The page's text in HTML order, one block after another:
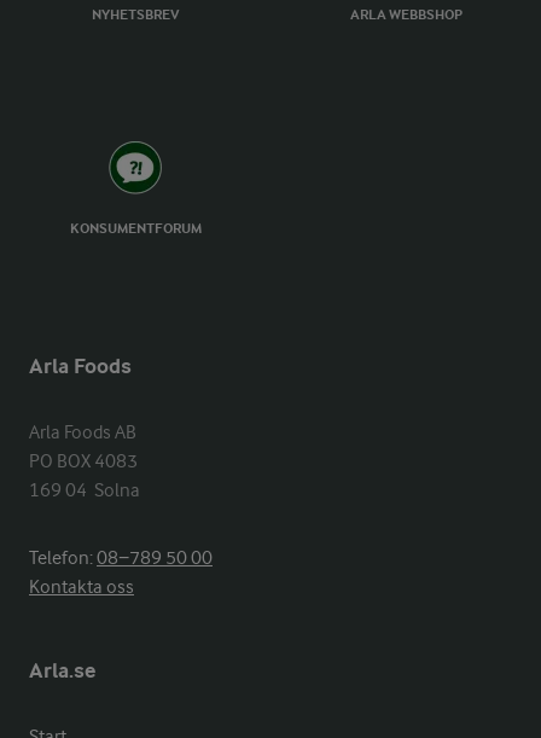
NYHETSBREV ARLA WEBBSHOP
KONSUMENTFORUM
Arla Foods
Arla Foods AB
PO BOX 4083
169 04  Solna
Telefon:08−789 50 00
Kontakta oss
Arla.se